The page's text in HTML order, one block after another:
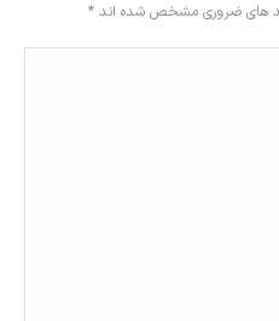
های ضروری مشخص شده اند *